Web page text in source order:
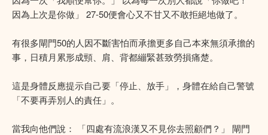
因為上次是你做」 27-50便會心又不甘又不敢拒絕地做了。
有很多閘門50的人因不斷害怕而承擔更多自己本來無須承擔的
事，日積月累形成頸、肩、背都繃緊甚致勞損痛楚。
這是身體反應提示自己要「停止、放手」，身體在給自己警號
「不要再弄別人的責任」。
當我向他們說： 「四處有流浪漢又不見你去照顧們？」 閘門